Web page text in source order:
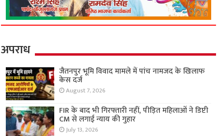
अपराध
जैतनपुर भूमि विवाद मामले में पांच नामजद के खिलाफ
केस दर्ज
August 7, 2026
FIR के बाद भी गिरफ्तारी नहीं, पीड़ित महिलाओं ने डिप्टी
CM से लगाई न्याय की गुहार
July 13, 2026